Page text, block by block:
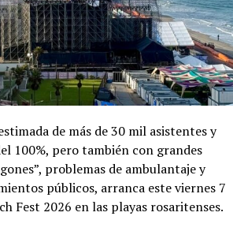
de más de 30 mil asistentes y
100%, pero también con grandes
problemas de ambulantaje y
públicos, arranca este viernes 7
Fest 2026 en las playas rosaritenses.